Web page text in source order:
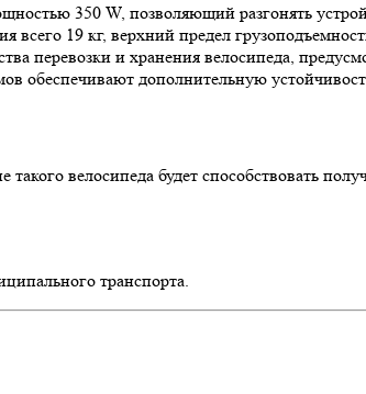
350 W, позволяющий разгонять
всего 19 кг, верхний предел
перевозки и хранения велосипеда,
обеспечивают дополнительную
такого велосипеда будет способствовать
транспорта.